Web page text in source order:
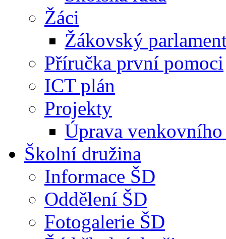
Žáci
Žákovský
Příručka první pomoci
ICT plán
Projekty
Úprava
Školní družina
Informace ŠD
Oddělení ŠD
Fotogalerie ŠD